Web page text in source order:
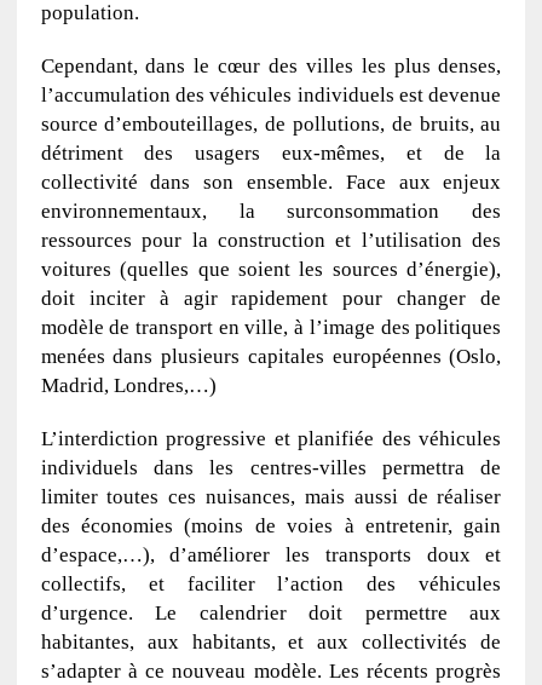
population.
Cependant, dans le cœur des villes les plus denses,
l’accumulation des véhicules individuels est devenue
source d’embouteillages, de pollutions, de bruits, au
détriment des usagers eux-mêmes, et de la
collectivité dans son ensemble. Face aux enjeux
environnementaux, la surconsommation des
ressources pour la construction et l’utilisation des
voitures (quelles que soient les sources d’énergie),
doit inciter à agir rapidement pour changer de
modèle de transport en ville, à l’image des politiques
menées dans plusieurs capitales européennes (Oslo,
Madrid, Londres,…)
L’interdiction progressive et planifiée des véhicules
individuels dans les centres-villes permettra de
limiter toutes ces nuisances, mais aussi de réaliser
des économies (moins de voies à entretenir, gain
d’espace,…), d’améliorer les transports doux et
collectifs, et faciliter l’action des véhicules
d’urgence. Le calendrier doit permettre aux
habitantes, aux habitants, et aux collectivités de
s’adapter à ce nouveau modèle. Les récents progrès